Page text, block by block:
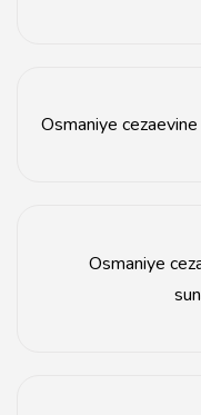
Osmaniye cezaevine
Osmaniye